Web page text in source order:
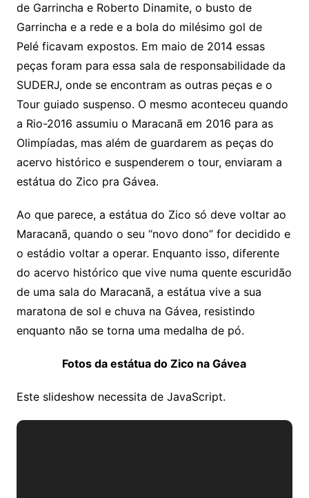
de Garrincha e Roberto Dinamite, o busto de
Garrincha e a rede e a bola do milésimo gol de
Pelé ficavam expostos. Em maio de 2014 essas
peças foram para essa sala de responsabilidade da
SUDERJ, onde se encontram as outras peças e o
Tour guiado suspenso. O mesmo aconteceu quando
a Rio-2016 assumiu o Maracanã em 2016 para as
Olimpíadas, mas além de guardarem as peças do
acervo histórico e suspenderem o tour, enviaram a
estátua do Zico pra Gávea.
Ao que parece, a estátua do Zico só deve voltar ao
Maracanã, quando o seu “novo dono” for decidido e
o estádio voltar a operar. Enquanto isso, diferente
do acervo histórico que vive numa quente escuridão
de uma sala do Maracanã, a estátua vive a sua
maratona de sol e chuva na Gávea, resistindo
enquanto não se torna uma medalha de pó.
Fotos da estátua do Zico na Gávea
Este slideshow necessita de JavaScript.